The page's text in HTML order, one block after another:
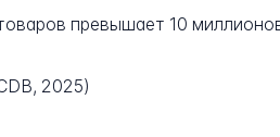
превышает 10
2025)